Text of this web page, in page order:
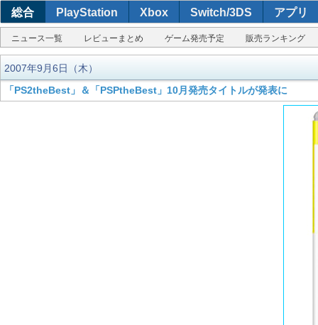
総合 PlayStation Xbox Switch/3DS アプリ
ニュース一覧 レビューまとめ ゲーム発売予定 販売ランキング
2007年9月6日（木）
「PS2theBest」＆「PSPtheBest」10月発売タイトルが発表に